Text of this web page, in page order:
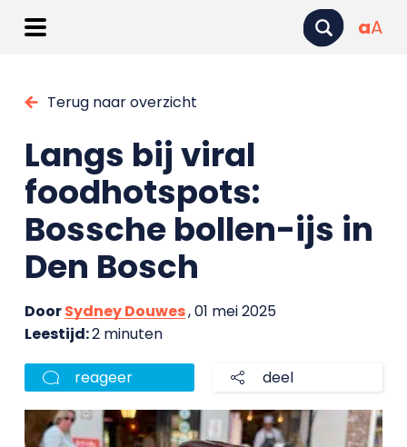
aA
Terug naar overzicht
Langs bij viral
foodhotspots:
Bossche bollen-ijs in
Den Bosch
DoorSydney Douwes, 01 mei 2025
Leestijd:2 minuten
reageer deel